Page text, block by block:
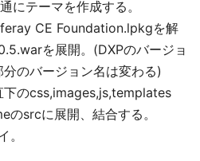
テーマを作成する。
CE Foundation.lpkgを解
を展開。(DXPのバージョ
のバージョン名は変わる)
のcss,images,js,templates
のsrcに展開、結合する。